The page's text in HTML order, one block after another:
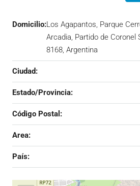
Domicilio:Los Agapantos, Parque
Arcadia, Partido de Coronel
8168, Argentina
Ciudad:
Estado/Provincia:
Código Postal:
Area:
País: